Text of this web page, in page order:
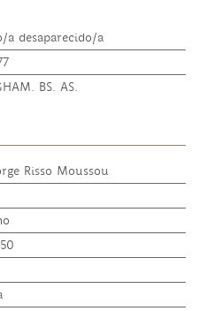
a desaparecido/a
BS. AS.
Risso Moussou